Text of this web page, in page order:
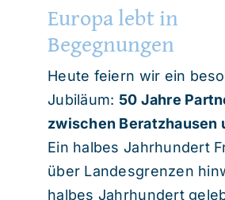
Europa lebt in
Begegnungen
Heute feiern wir ein
Jubiläum: 50 Jahre
zwischen Beratzhausen
Ein halbes Jahrhundert
über Landesgrenzen
halbes Jahrhundert